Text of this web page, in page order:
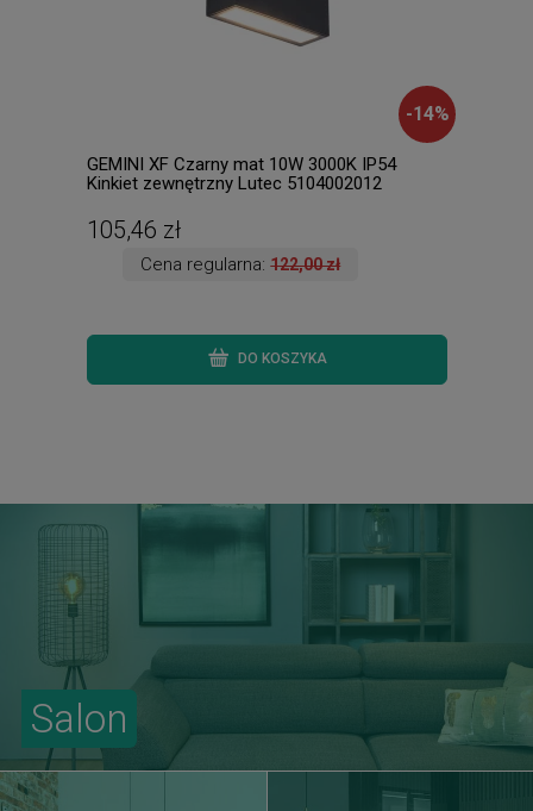
-14%
GEMINI XF Czarny mat 10W 3000K IP54
Kinkiet zewnętrzny Lutec 5104002012
105,46 zł
Cena regularna:122,00 zł
DO KOSZYKA
Salon